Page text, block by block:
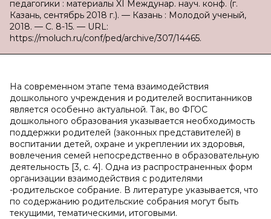
педагогики : материалы XI Междунар. науч. конф. (г.
Казань, сентябрь 2018 г.). — Казань : Молодой ученый,
2018. — С. 8-15. — URL:
https://moluch.ru/conf/ped/archive/307/14465.
На современном этапе тема взаимодействия
дошкольного учреждения и родителей воспитанников
является особенно актуальной. Так, во ФГОС
дошкольного образования указывается необходимость
поддержки родителей (законных представителей) в
воспитании детей, охране и укреплении их здоровья,
вовлечения семей непосредственно в образовательную
деятельность [3, с. 4]. Одна из распространенных форм
организации взаимодействия с родителями
-родительское собрание. В литературе указывается, что
по содержанию родительские собрания могут быть
текущими, тематическими, итоговыми.